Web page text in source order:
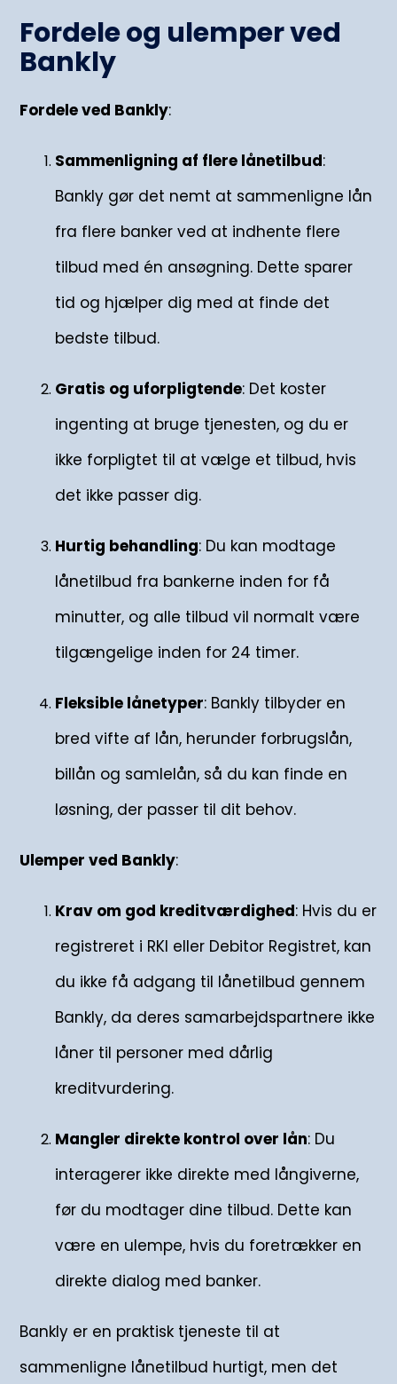
Fordele og ulemper ved
Bankly
Fordele ved Bankly:
Sammenligning af flere lånetilbud:
Bankly gør det nemt at sammenligne lån
fra flere banker ved at indhente flere
tilbud med én ansøgning. Dette sparer
tid og hjælper dig med at finde det
bedste tilbud.
Gratis og uforpligtende: Det koster
ingenting at bruge tjenesten, og du er
ikke forpligtet til at vælge et tilbud, hvis
det ikke passer dig.
Hurtig behandling: Du kan modtage
lånetilbud fra bankerne inden for få
minutter, og alle tilbud vil normalt være
tilgængelige inden for 24 timer.
Fleksible lånetyper: Bankly tilbyder en
bred vifte af lån, herunder forbrugslån,
billån og samlelån, så du kan finde en
løsning, der passer til dit behov.
Ulemper ved Bankly:
Krav om god kreditværdighed: Hvis du er
registreret i RKI eller Debitor Registret, kan
du ikke få adgang til lånetilbud gennem
Bankly, da deres samarbejdspartnere ikke
låner til personer med dårlig
kreditvurdering.
Mangler direkte kontrol over lån: Du
interagerer ikke direkte med långiverne,
før du modtager dine tilbud. Dette kan
være en ulempe, hvis du foretrækker en
direkte dialog med banker.
Bankly er en praktisk tjeneste til at
sammenligne lånetilbud hurtigt, men det